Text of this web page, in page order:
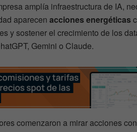
amplía infraestructura de IA,
aparecen acciones energéticas
y sostener el crecimiento de los
Gemini o Claude.
comenzaron a mirar acciones